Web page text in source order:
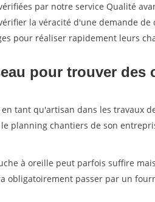
par notre service Qualité
la véracité d'une demande de
pour réaliser rapidement leurs
pour trouver des
tant qu'artisan dans les travaux
planning chantiers de son
à oreille peut parfois suffire
obligatoirement passer par un